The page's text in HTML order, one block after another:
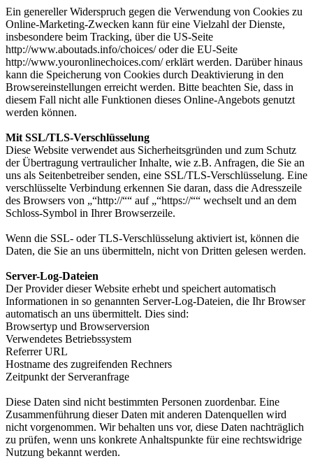
Ein genereller Widerspruch gegen die Verwendung von Cookies zu
Online-Marketing-Zwecken kann für eine Vielzahl der Dienste,
insbesondere beim Tracking, über die US-Seite
http://www.aboutads.info/choices/ oder die EU-Seite
http://www.youronlinechoices.com/ erklärt werden. Darüber hinaus
kann die Speicherung von Cookies durch Deaktivierung in den
Browsereinstellungen erreicht werden. Bitte beachten Sie, dass in
diesem Fall nicht alle Funktionen dieses Online-Angebots genutzt
werden können.
Mit SSL/TLS-Verschlüsselung
Diese Website verwendet aus Sicherheitsgründen und zum Schutz
der Übertragung vertraulicher Inhalte, wie z.B. Anfragen, die Sie an
uns als Seitenbetreiber senden, eine SSL/TLS-Verschlüsselung. Eine
verschlüsselte Verbindung erkennen Sie daran, dass die Adresszeile
des Browsers von „“http://““ auf „“https://““ wechselt und an dem
Schloss-Symbol in Ihrer Browserzeile.
Wenn die SSL- oder TLS-Verschlüsselung aktiviert ist, können die
Daten, die Sie an uns übermitteln, nicht von Dritten gelesen werden.
Server-Log-Dateien
Der Provider dieser Website erhebt und speichert automatisch
Informationen in so genannten Server-Log-Dateien, die Ihr Browser
automatisch an uns übermittelt. Dies sind:
Browsertyp und Browserversion
Verwendetes Betriebssystem
Referrer URL
Hostname des zugreifenden Rechners
Zeitpunkt der Serveranfrage
Diese Daten sind nicht bestimmten Personen zuordenbar. Eine
Zusammenführung dieser Daten mit anderen Datenquellen wird
nicht vorgenommen. Wir behalten uns vor, diese Daten nachträglich
zu prüfen, wenn uns konkrete Anhaltspunkte für eine rechtswidrige
Nutzung bekannt werden.